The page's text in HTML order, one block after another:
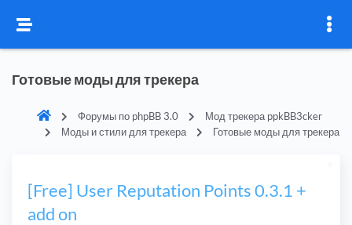
Готовые моды для трекера
Форумы по phpBB 3.0
Мод трекера ppkBB3cker
Моды и стили для трекера
Готовые моды для трекера
[Free] User Reputation Points 0.3.1 +
add on